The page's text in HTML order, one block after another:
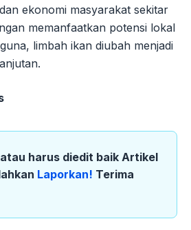
ekonomi masyarakat sekitar
memanfaatkan potensi lokal
limbah ikan diubah menjadi
harus diedit baik Artikel
Laporkan! Terima